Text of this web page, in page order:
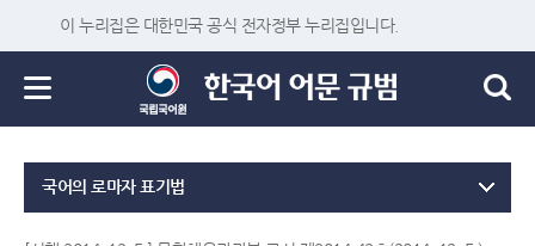
이 누리집은 대한민국 공식 전자정부 누리집입니다.
국어의 로마자 표기법